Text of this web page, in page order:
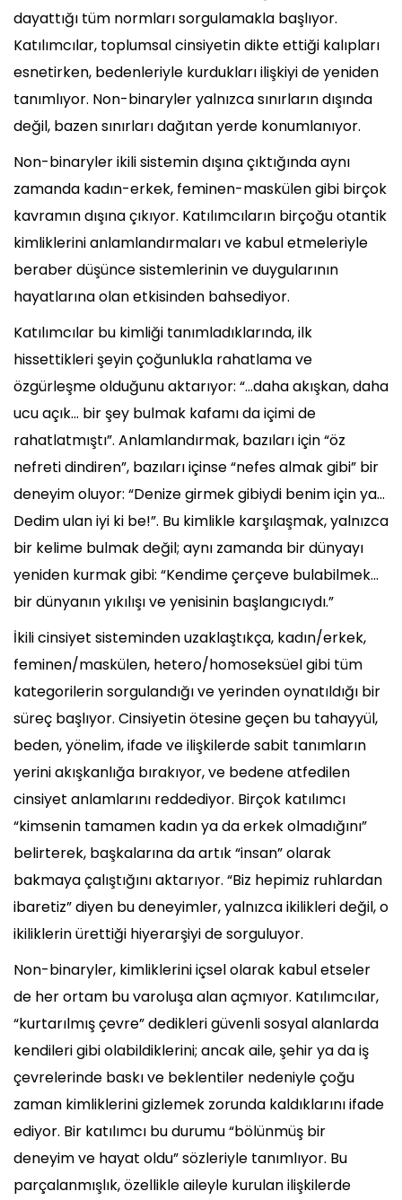
dayattığı tüm normları sorgulamakla başlıyor.
Katılımcılar, toplumsal cinsiyetin dikte ettiği kalıpları
esnetirken, bedenleriyle kurdukları ilişkiyi de yeniden
tanımlıyor. Non-binaryler yalnızca sınırların dışında
değil, bazen sınırları dağıtan yerde konumlanıyor.
Non-binaryler ikili sistemin dışına çıktığında aynı
zamanda kadın-erkek, feminen-maskülen gibi birçok
kavramın dışına çıkıyor. Katılımcıların birçoğu otantik
kimliklerini anlamlandırmaları ve kabul etmeleriyle
beraber düşünce sistemlerinin ve duygularının
hayatlarına olan etkisinden bahsediyor.
Katılımcılar bu kimliği tanımladıklarında, ilk
hissettikleri şeyin çoğunlukla rahatlama ve
özgürleşme olduğunu aktarıyor: “...daha akışkan, daha
ucu açık... bir şey bulmak kafamı da içimi de
rahatlatmıştı”. Anlamlandırmak, bazıları için “öz
nefreti dindiren”, bazıları içinse “nefes almak gibi” bir
deneyim oluyor: “Denize girmek gibiydi benim için ya…
Dedim ulan iyi ki be!”. Bu kimlikle karşılaşmak, yalnızca
bir kelime bulmak değil; aynı zamanda bir dünyayı
yeniden kurmak gibi: “Kendime çerçeve bulabilmek...
bir dünyanın yıkılışı ve yenisinin başlangıcıydı.”
İkili cinsiyet sisteminden uzaklaştıkça, kadın/erkek,
feminen/maskülen, hetero/homoseksüel gibi tüm
kategorilerin sorgulandığı ve yerinden oynatıldığı bir
süreç başlıyor. Cinsiyetin ötesine geçen bu tahayyül,
beden, yönelim, ifade ve ilişkilerde sabit tanımların
yerini akışkanlığa bırakıyor, ve bedene atfedilen
cinsiyet anlamlarını reddediyor. Birçok katılımcı
“kimsenin tamamen kadın ya da erkek olmadığını”
belirterek, başkalarına da artık “insan” olarak
bakmaya çalıştığını aktarıyor. “Biz hepimiz ruhlardan
ibaretiz” diyen bu deneyimler, yalnızca ikilikleri değil, o
ikiliklerin ürettiği hiyerarşiyi de sorguluyor.
Non-binaryler, kimliklerini içsel olarak kabul etseler
de her ortam bu varoluşa alan açmıyor. Katılımcılar,
“kurtarılmış çevre” dedikleri güvenli sosyal alanlarda
kendileri gibi olabildiklerini; ancak aile, şehir ya da iş
çevrelerinde baskı ve beklentiler nedeniyle çoğu
zaman kimliklerini gizlemek zorunda kaldıklarını ifade
ediyor. Bir katılımcı bu durumu “bölünmüş bir
deneyim ve hayat oldu” sözleriyle tanımlıyor. Bu
parçalanmışlık, özellikle aileyle kurulan ilişkilerde